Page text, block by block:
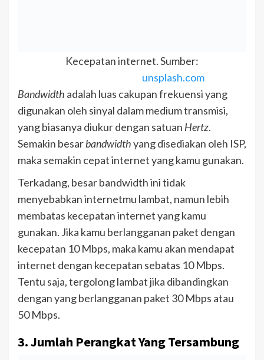
Kecepatan internet. Sumber:
unsplash.com
Bandwidth adalah luas cakupan frekuensi yang
digunakan oleh sinyal dalam medium transmisi,
yang biasanya diukur dengan satuan Hertz.
Semakin besarbandwidthyang disediakan oleh ISP,
maka semakin cepat internet yang kamu gunakan.
Terkadang, besar bandwidth ini tidak
menyebabkan internetmu lambat, namun lebih
membatas kecepatan internet yang kamu
gunakan. Jika kamu berlangganan paket dengan
kecepatan 10 Mbps, maka kamu akan mendapat
internet dengan kecepatan sebatas 10 Mbps.
Tentu saja, tergolong lambat jika dibandingkan
dengan yang berlangganan paket 30 Mbps atau
50 Mbps.
3. Jumlah Perangkat Yang Tersambung